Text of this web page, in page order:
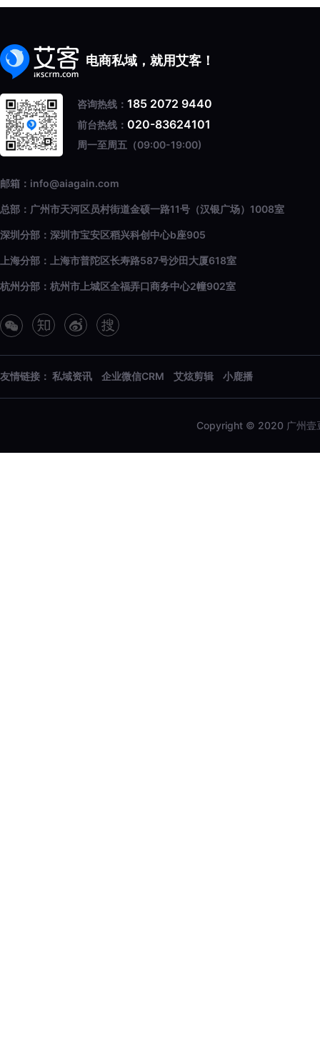
电商私域，就用艾客！
咨询热线： 185 2072 9440
前台热线： 020-83624101
周一至周五（09:00-19:00)
邮箱：info@aiagain.com
总部：广州市天河区员村街道金硕一路11号（汉银广场）1008室
深圳分部：深圳市宝安区稻兴科创中心b座905
上海分部：上海市普陀区长寿路587号沙田大厦618室
杭州分部：杭州市上城区全福弄口商务中心2幢902室
友情链接： 私域资讯 企业微信CRM 艾炫剪辑 小鹿播
Copyright © 2020 广州壹